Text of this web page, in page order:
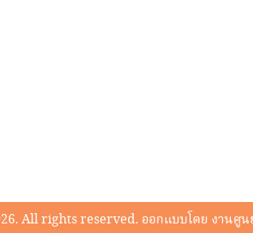
All rights reserved. ออกแบบโดย งานศูน